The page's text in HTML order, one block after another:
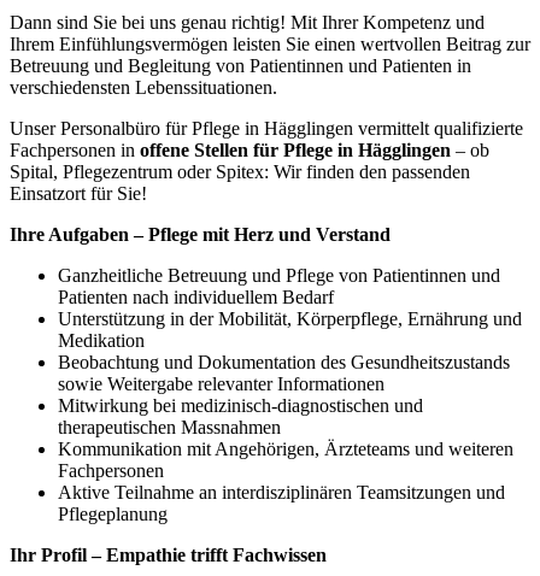
Dann sind Sie bei uns genau richtig! Mit Ihrer Kompetenz und
Ihrem Einfühlungsvermögen leisten Sie einen wertvollen Beitrag zur
Betreuung und Begleitung von Patientinnen und Patienten in
verschiedensten Lebenssituationen.
Unser Personalbüro für Pflege in Hägglingen vermittelt qualifizierte
Fachpersonen in offene Stellen für Pflege in Hägglingen – ob
Spital, Pflegezentrum oder Spitex: Wir finden den passenden
Einsatzort für Sie!
Ihre Aufgaben – Pflege mit Herz und Verstand
Ganzheitliche Betreuung und Pflege von Patientinnen und
Patienten nach individuellem Bedarf
Unterstützung in der Mobilität, Körperpflege, Ernährung und
Medikation
Beobachtung und Dokumentation des Gesundheitszustands
sowie Weitergabe relevanter Informationen
Mitwirkung bei medizinisch-diagnostischen und
therapeutischen Massnahmen
Kommunikation mit Angehörigen, Ärzteteams und weiteren
Fachpersonen
Aktive Teilnahme an interdisziplinären Teamsitzungen und
Pflegeplanung
Ihr Profil – Empathie trifft Fachwissen